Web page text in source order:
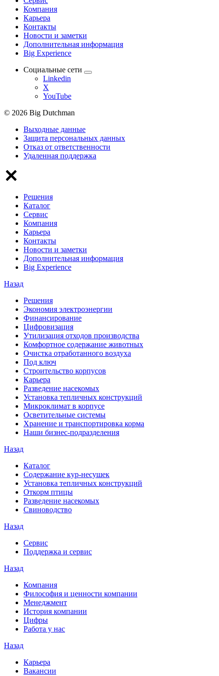
Компания
Карьера
Контакты
Новости и заметки
Дополнительная информация
Big Experience
Социальные сети
Linkedin
X
YouTube
© 2026 Big Dutchman
Выходные данные
Защита персональных данных
Отказ от ответственности
Удаленная поддержка
Решения
Каталог
Сервис
Компания
Карьера
Контакты
Новости и заметки
Дополнительная информация
Big Experience
Назад
Решения
Экономия электроэнергии
Финансирование
Цифровизация
Утилизация отходов производства
Комфортное содержание животных
Очистка отработанного воздуха
Под ключ
Строительство корпусов
Карьера
Разведение насекомых
Установка тепличных конструкций
Микроклимат в корпусе
Осветительные системы
Хранение и транспортировка корма
Наши бизнес-подразделения
Назад
Каталог
Содержание кур-несушек
Установка тепличных конструкций
Откорм птицы
Разведение насекомых
Свиноводство
Назад
Сервис
Поддержка и сервис
Назад
Компания
Философия и ценности компании
Менеджмент
История компании
Цифры
Работа у нас
Назад
Карьера
Вакансии